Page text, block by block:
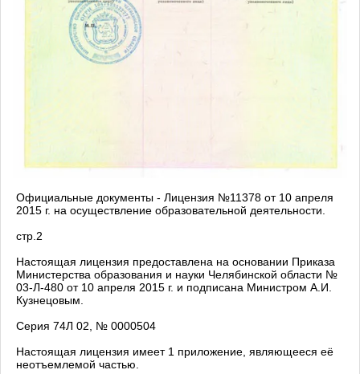
Официальные документы - Лицензия №11378 от 10 апреля
2015 г. на осуществление образовательной деятельности.
cтр.2
Настоящая лицензия предоставлена на основании Приказа
Министерства образования и науки Челябинской области №
03-Л-480 от 10 апреля 2015 г. и подписана Министром А.И.
Кузнецовым.
Серия 74Л 02, № 0000504
Настоящая лицензия имеет 1 приложение, являющееся её
неотъемлемой частью.